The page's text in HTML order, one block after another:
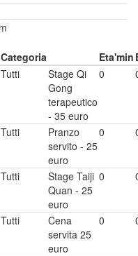
Categoria Eta'min
Tutti
Stage Qi
Gong
terapeutico
- 35 euro
0
Tutti
Pranzo
servito - 25
euro
0
Tutti
Stage Taiji
Quan - 25
euro
0
Tutti
Cena
servita 25
euro
0